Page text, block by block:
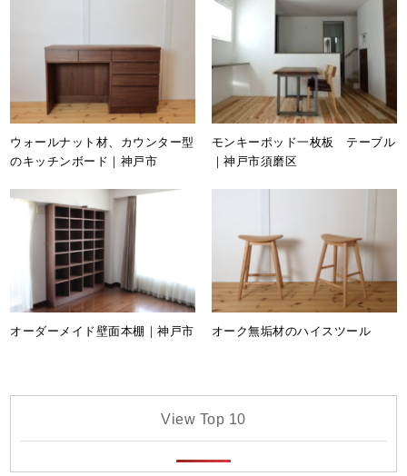
ウォールナット材、カウンター型
のキッチンボード｜神戸市
モンキーポッド一枚板 テーブル
｜神戸市須磨区
オーダーメイド壁面本棚｜神戸市 オーク無垢材のハイスツール
View Top 10